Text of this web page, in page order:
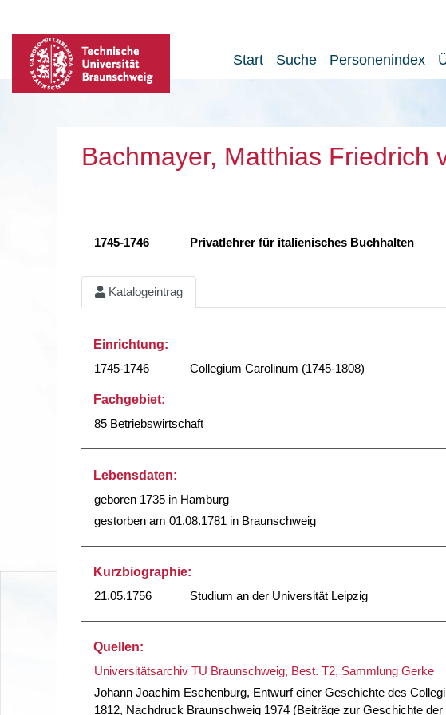
Start Suche Personenindex
Bachmayer, Matthias Friedrich
1745-1746 Privatlehrer für italienisches Buchhalten
Katalogeintrag
Einrichtung:
1745-1746
Collegium Carolinum (1745-1808)
Fachgebiet:
85 Betriebswirtschaft
Lebensdaten:
geboren 1735 in Hamburg
gestorben am 01.08.1781 in Braunschweig
Kurzbiographie:
21.05.1756
Studium an der Universität Leipzig
Quellen:
Universitätsarchiv TU Braunschweig, Best. T2, Sammlung Gerke
Johann Joachim Eschenburg, Entwurf einer Geschichte des
1812, Nachdruck Braunschweig 1974 (Beiträge zur Geschichte